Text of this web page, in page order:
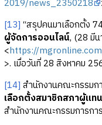
2019/news_2350218
[13] “สรุปคนมาเลือกตั้ง
ผู้จัดการออนไลน์, (28 มีน
<https://
>. เมื่อวันที่ 28 สิงหาคม
[14] สำนักงานคณะกรรมก
เลือกตั้งสมาชิกสภาผู้แท
สำนักงานคณะกรรมการกา